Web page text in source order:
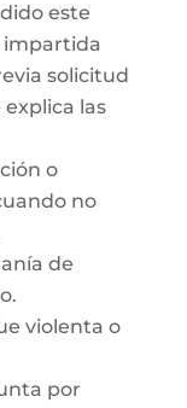
este
impartida
solicitud
las
o
no
de
violenta o
por